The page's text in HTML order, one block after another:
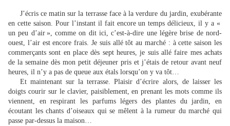
J’écris ce matin sur la terrasse face à la verdure du jardin, exubérante
en cette saison. Pour l’instant il fait encore un temps délicieux, il y a «
un peu d’air », comme on dit ici, c’est-à-dire une légère brise de nord-
ouest, l’air est encore frais. Je suis allé tôt au marché : à cette saison les
commerçants sont en place dès sept heures, je suis allé faire mes achats
de la semaine dès mon petit déjeuner pris et j’étais de retour avant neuf
heures, il n’y a pas de queue aux étals lorsqu’on y va tôt…
Et maintenant sur la terrasse. Plaisir d’écrire alors, de laisser les
doigts courir sur le clavier, paisiblement, en prenant les mots comme ils
viennent, en respirant les parfums légers des plantes du jardin, en
écoutant les chants d’oiseaux qui se mêlent à la rumeur du marché qui
passe par-dessus la maison…